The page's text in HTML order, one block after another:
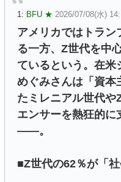
1: BFU ★ 2026/07/08(水)
アメリカではトラン
る一方、Z世代を中
ているという。在米
めぐみさんは「資本
たミレニアル世代や
エンサーを熱狂的に
――。
■Z世代の62％が「社